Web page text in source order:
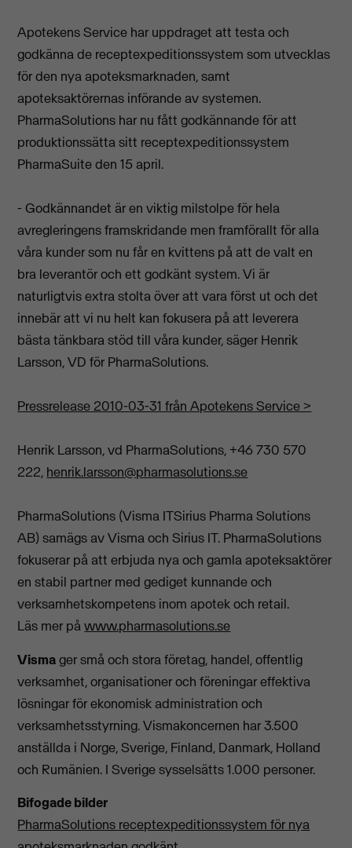
Apotekens Service har uppdraget att testa och
godkänna de receptexpeditionssystem som utvecklas
för den nya apoteksmarknaden, samt
apoteksaktörernas införande av systemen.
PharmaSolutions har nu fått godkännande för att
produktionssätta sitt receptexpeditionssystem
PharmaSuite den 15 april.
- Godkännandet är en viktig milstolpe för hela
avregleringens framskridande men framförallt för alla
våra kunder som nu får en kvittens på att de valt en
bra leverantör och ett godkänt system. Vi är
naturligtvis extra stolta över att vara först ut och det
innebär att vi nu helt kan fokusera på att leverera
bästa tänkbara stöd till våra kunder, säger Henrik
Larsson, VD för PharmaSolutions.
Pressrelease 2010-03-31 från Apotekens Service >
Henrik Larsson, vd PharmaSolutions, +46 730 570
222, henrik.larsson@pharmasolutions.se
PharmaSolutions (Visma ITSirius Pharma Solutions
AB) samägs av Visma och Sirius IT. PharmaSolutions
fokuserar på att erbjuda nya och gamla apoteksaktörer
en stabil partner med gediget kunnande och
verksamhetskompetens inom apotek och retail.
Läs mer påwww.pharmasolutions.se
Vismager små och stora företag, handel, offentlig
verksamhet, organisationer och föreningar effektiva
lösningar för ekonomisk administration och
verksamhetsstyrning. Vismakoncernen har 3.500
anställda i Norge, Sverige, Finland, Danmark, Holland
och Rumänien. I Sverige sysselsätts 1.000 personer.
Bifogade bilder
PharmaSolutions receptexpeditionssystem för nya